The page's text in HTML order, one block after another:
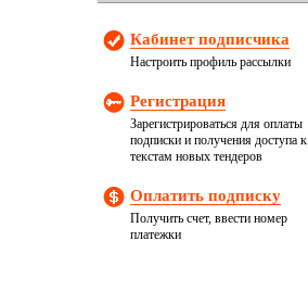
Кабинет подписчика
Настроить профиль рассылки
Регистрация
Зарегистрироваться для оплаты
подписки и получения доступа к
текстам новых тендеров
Оплатить подписку
Получить счет, ввести номер
платежки